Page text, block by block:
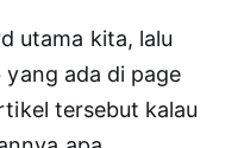
utama kita, lalu
ada di page
tersebut kalau